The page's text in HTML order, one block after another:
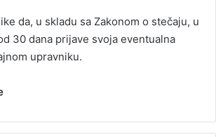
da, u skladu sa Zakonom o stečaju, u
30 dana prijave svoja eventualna
upravniku.